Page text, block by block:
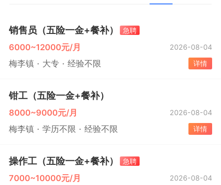
销售员（五险一金+餐补） 急聘
6000~12000元/月 2026-08-04
梅李镇 大专 经验不限 详情
钳工（五险一金+餐补）
8000~9000元/月 2026-08-04
梅李镇 学历不限 经验不限 详情
操作工（五险一金+餐补） 急聘
7000~10000元/月 2026-08-04